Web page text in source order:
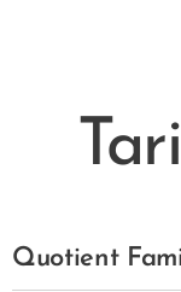
Quotient